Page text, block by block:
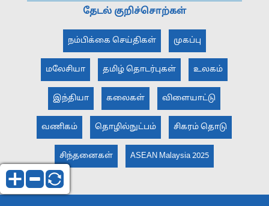
தேடல் குறிச்சொற்கள்
நம்பிக்கை செய்திகள் முகப்பு
மலேசியா தமிழ் தொடர்புகள் உலகம்
இந்தியா கலைகள் விளையாட்டு
வணிகம் தொழில்நுட்பம் சிகரம் தொடு
சிந்தனைகள் ASEAN Malaysia 2025